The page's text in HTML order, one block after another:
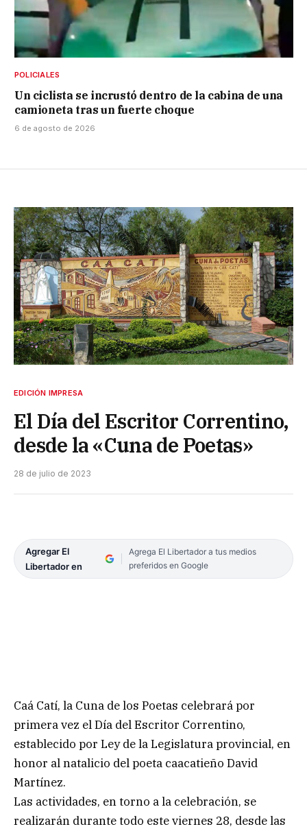
POLICIALES
Un ciclista se incrustó dentro de la cabina de una
camioneta tras un fuerte choque
6 de agosto de 2026
EDICIÓN IMPRESA
El Día del Escritor Correntino,
desde la «Cuna de Poetas»
28 de julio de 2023
Agregar El
Libertador en
Agrega El Libertador a tus medios
preferidos en Google
Caá Catí, la Cuna de los Poetas celebrará por
primera vez el Día del Escritor Correntino,
establecido por Ley de la Legislatura provincial, en
honor al natalicio del poeta caacatieño David
Martínez.
Las actividades, en torno a la celebración, se
realizarán durante todo este viernes 28, desde las